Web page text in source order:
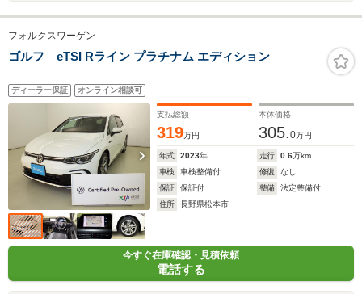
フォルクスワーゲン
ゴルフ eTSI Rライン プラチナム エディション
ディーラー保証 オンライン相談可
支払総額
319万円
本体価格
305.0万円
年式 2023年 走行 0.6万km
車検
車検整備付 修復
なし
保証
保証付 整備
法定整備付
住所
長野県松本市
今すぐ在庫確認・見積依頼
電話する